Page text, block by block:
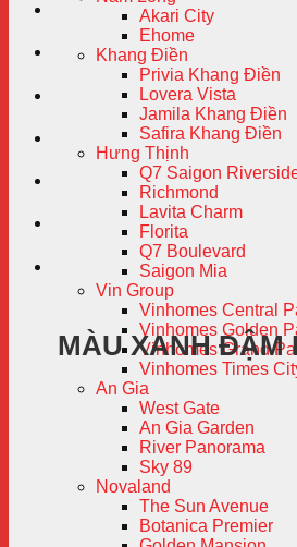
Akari City
Ehome
Khang Điền
Privia Khang Điền
Lovera Vista
Jamila Khang Điền
Safira Khang Điền
Hưng Thịnh
Q7 Saigon
Richmond
Lavita Charm
Florita
Q7 Boulevard
Saigon Mia
Vin Group
Vinhomes Central
Vinhomes Golden
Vinhomes Grand
Vinhomes Times
An Gia
West Gate
An Gia Garden
River Panorama
Sky 89
Novaland
The Sun Avenue
Botanica Premier
MÀU XANH ĐẬM